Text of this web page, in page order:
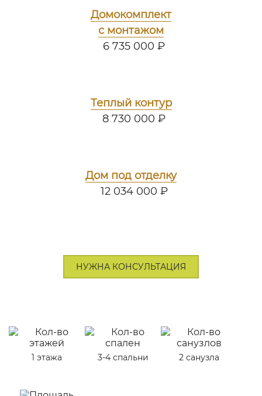
Домокомплект
с монтажом
6 735 000 ₽
Теплый контур
8 730 000 ₽
Дом под отделку
12 034 000 ₽
НУЖНА КОНСУЛЬТАЦИЯ
1 этажа 3-4 спальни 2 санузла